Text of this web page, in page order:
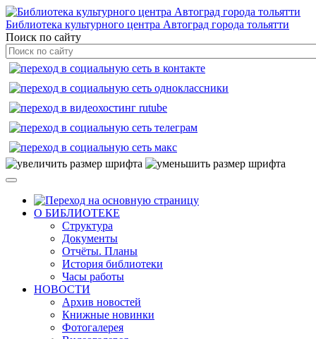
Библиотека культурного центра Автоград города тольятти
Поиск по сайту
О БИБЛИОТЕКЕ
Структура
Документы
Отчёты. Планы
История библиотеки
Часы работы
НОВОСТИ
Архив новостей
Книжные новинки
Фотогалерея